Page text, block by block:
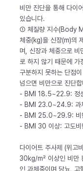
비만 진단을 통해 다이
있습니다.
① 체질량 지수(Body
체중(kg)을 신장(m)의
며, 신장과 체중으로 비
로 하지 않기 때문에
구분하지 못하는 단점
넘으면 비만으로 진단
- BMI 18.5~22.9: 정
- BMI 23.0~24.9: 과
- BMI 25.0~29.9: 비
- BMI 30 이상: 고도비
다이어트 주사제 (위고
30kg/m² 이상인 비만
인 과체중이며 당뇨, 고